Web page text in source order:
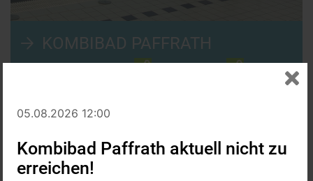
KOMBIBAD PAFFRATH
FREIBAD MILCHBORNTAL
KURSPROGRAMM
Wassergewöhnung · Schwimmerlernung · Technik ·
05.08.2026 12:00
Kombibad Paffrath aktuell nicht zu
erreichen!